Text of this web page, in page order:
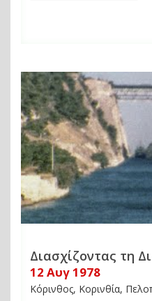
Διασχίζοντας τη
12 Αυγ 1978
Κόρινθος, Κορινθία,